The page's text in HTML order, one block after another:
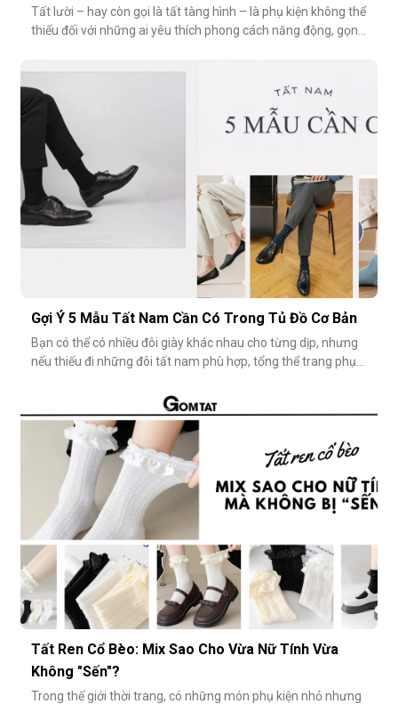
Tất lười – hay còn gọi là tất tàng hình – là phụ kiện không thể
thiếu đối với những ai yêu thích phong cách năng động, gọn
nhiêu là vừa đẹp? Nếu quá thấp, tất dễ bị tuột; nếu quá c
Gợi Ý 5 Mẫu Tất Nam Cần Có Trong Tủ Đồ Cơ Bản
Bạn có thể có nhiều đôi giày khác nhau cho từng dịp, nhưng
nếu thiếu đi những đôi tất nam phù hợp, tổng thể trang phục
nhỏ nhặt, nhưng lại góp phần định hình phong cách, nâng
tầm sự chỉn chu và thể hiện gu thẩm mỹ cá nhân một cách
rõ rệt. Dưới đâ
Tất Ren Cổ Bèo: Mix Sao Cho Vừa Nữ Tính Vừa
Không "Sến"?
Trong thế giới thời trang, có những món phụ kiện nhỏ nhưng